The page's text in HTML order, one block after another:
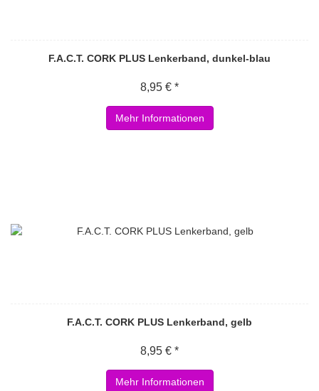
F.A.C.T. CORK PLUS Lenkerband, dunkel-blau
8,95 € *
Mehr Informationen
F.A.C.T. CORK PLUS Lenkerband, gelb
8,95 € *
Mehr Informationen